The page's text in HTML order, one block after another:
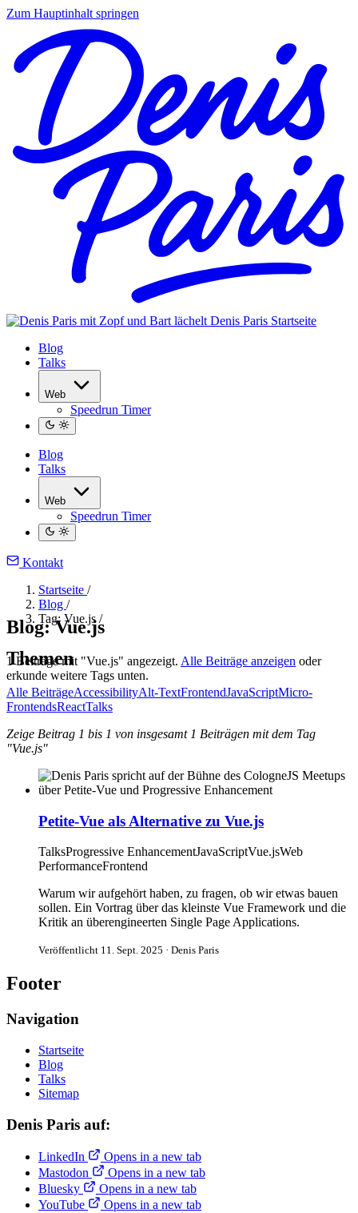
Zum Hauptinhalt springen
Denis Paris Startseite
Blog
Talks
Web
Speedrun Timer
Blog
Talks
Web
Speedrun Timer
Kontakt
Startseite /
Blog /
Tag: Vue.js/
Blog: Vue.js
1 Beiträge mit "Vue.js" angezeigt. Alle Beiträge anzeigen oder
erkunde weitere Tags unten.
Themen
Alle BeiträgeAccessibilityAlt-TextFrontendJavaScriptMicro-
FrontendsReactTalks
Zeige Beitrag 1 bis 1 von insgesamt 1 Beiträgen mit dem Tag
"Vue.js"
Petite-Vue als Alternative zu Vue.js
TalksProgressive EnhancementJavaScriptVue.jsWeb
PerformanceFrontend
Warum wir aufgehört haben, zu fragen, ob wir etwas bauen
sollen. Ein Vortrag über das kleinste Vue Framework und die
Kritik an überengineerten Single Page Applications.
Veröffentlicht 11. Sept. 2025 · Denis Paris
Footer
Navigation
Startseite
Blog
Talks
Sitemap
Denis Paris auf:
LinkedIn
Opens in a new tab
Mastodon
Opens in a new tab
Bluesky
Opens in a new tab
YouTube
Opens in a new tab